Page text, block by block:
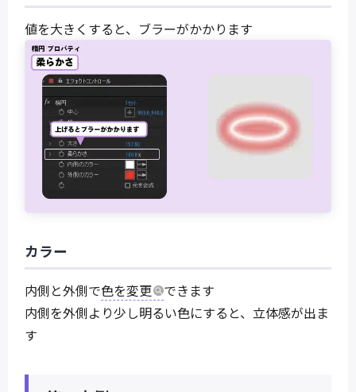
値を大きくすると、ブラーがかかります
カラー
内側と外側で色を変更
できます
内側を外側より少し明るい色にすると、立体感が出ま
す